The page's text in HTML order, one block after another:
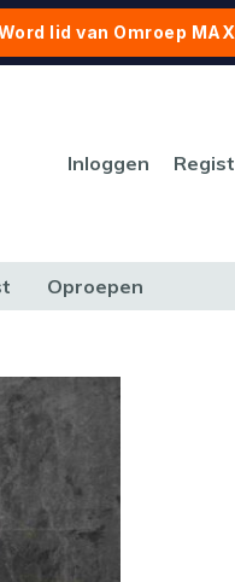
lid van Omroep MAX
Inloggen
Oproepen